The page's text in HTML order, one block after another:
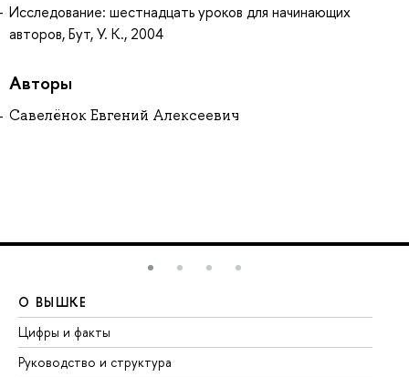
Исследование: шестнадцать уроков для начинающих
авторов, Бут, У. К., 2004
Авторы
Савелёнок Евгений Алексеевич
О ВЫШКЕ
Цифры и факты
Руководство и структура